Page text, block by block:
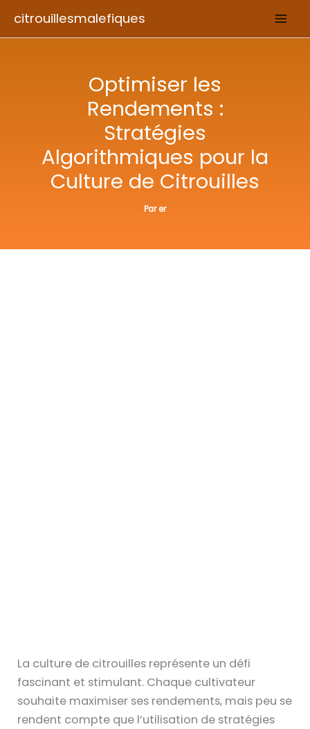
citrouillesmalefiques
Optimiser les
Rendements :
Stratégies
Algorithmiques pour la
Culture de Citrouilles
Parer
La culture de citrouilles représente un défi
fascinant et stimulant. Chaque cultivateur
souhaite maximiser ses rendements, mais peu se
rendent compte que l’utilisation de stratégies